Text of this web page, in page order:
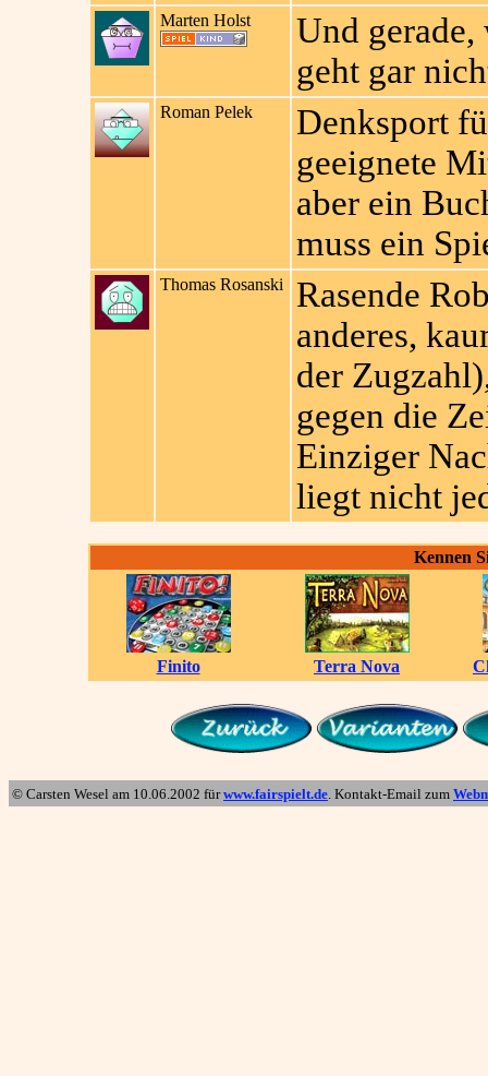
Marten Holst
Und gerade,
geht gar
Roman Pelek
Denksport
geeignete
aber ein
muss ein
Thomas Rosanski
Rasende
anderes,
der
gegen die
Einziger
liegt nicht
Kennen
Finito Terra Nova
© Carsten Wesel am 10.06.2002 fürwww.fairspielt.de. Kontakt-Email zum